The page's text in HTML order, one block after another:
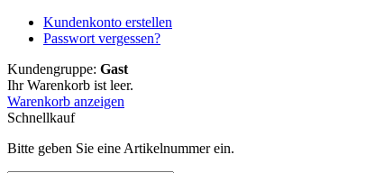
Kundenkonto erstellen
Passwort vergessen?
Kundengruppe: Gast
Ihr Warenkorb ist leer.
Warenkorb anzeigen
Schnellkauf
Bitte geben Sie eine Artikelnummer ein.